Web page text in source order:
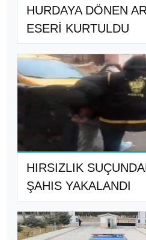
HURDAYA DÖNEN
ESERİ KURTULDU
HIRSIZLIK
ŞAHIS YAKALANDI